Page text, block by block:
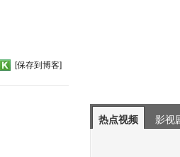
[保存到博客]
热点视频 影视